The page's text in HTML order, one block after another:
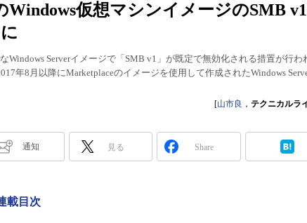
Windows仮想マシンイメージのSMB
Windows Serverイメージで「SMB v1」が既定で無効化される措置が行わ
年8月以降にMarketplaceのイメージを使用して作成されたWindows
[山市良 ， テクニカルラ
通知 見る Share
載目次